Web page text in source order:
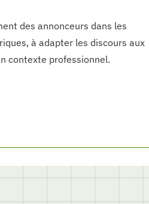
des annonceurs dans les
à adapter les discours aux
contexte professionnel.